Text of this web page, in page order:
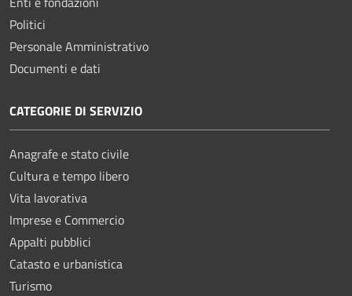
Politici
Personale Amministrativo
Documenti e dati
CATEGORIE DI SERVIZIO
Anagrafe e stato civile
Cultura e tempo libero
Vita lavorativa
Imprese e Commercio
Appalti pubblici
Catasto e urbanistica
Turismo